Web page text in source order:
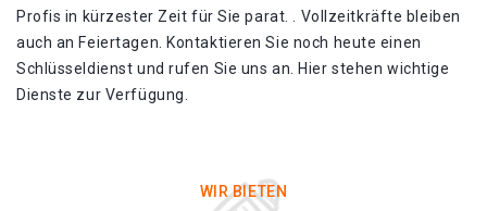
Profis in kürzester Zeit für Sie parat. . Vollzeitkräfte bleiben
auch an Feiertagen. Kontaktieren Sie noch heute einen
Schlüsseldienst und rufen Sie uns an. Hier stehen wichtige
Dienste zur Verfügung.
WIR BIETEN